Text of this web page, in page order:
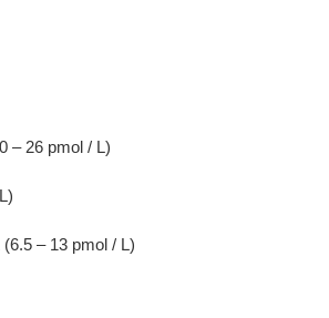
– 26 pmol / L)
– 13 pmol / L)